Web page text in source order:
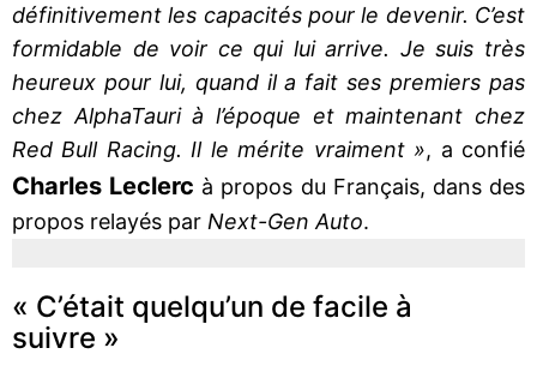
définitivement les capacités pour le devenir. C’est
formidable de voir ce qui lui arrive. Je suis très
heureux pour lui, quand il a fait ses premiers pas
chez AlphaTauri à l’époque et maintenant chez
Red Bull Racing. Il le mérite vraiment », a confié
Charles Leclerc à propos du Français, dans des
propos relayés par Next-Gen Auto.
« C’était quelqu’un de facile à
suivre »